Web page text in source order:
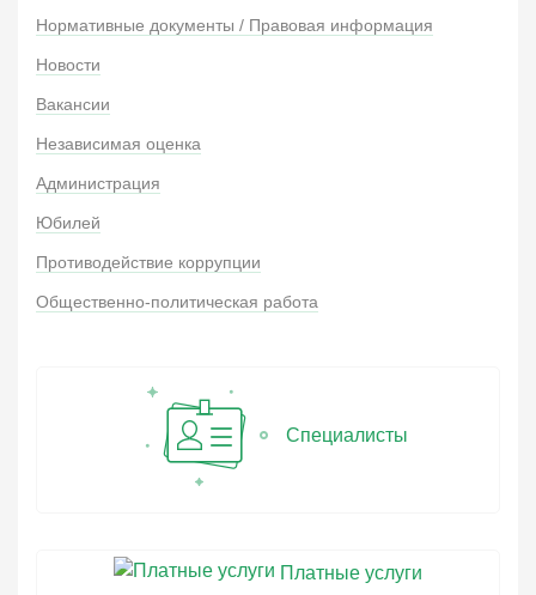
Нормативные документы / Правовая информация
Новости
Вакансии
Независимая оценка
Администрация
Юбилей
Противодействие коррупции
Общественно-политическая работа
Специалисты
Платные услуги